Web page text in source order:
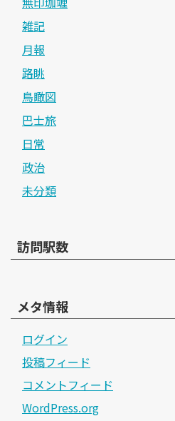
雑記
月報
路眺
鳥瞰図
巴士旅
日常
政治
未分類
訪問駅数
メタ情報
ログイン
投稿フィード
コメントフィード
WordPress.org